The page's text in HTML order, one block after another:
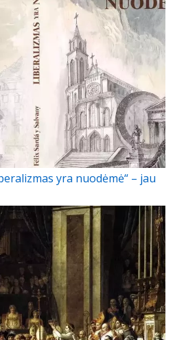
yra nuodėmė“ – jau